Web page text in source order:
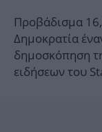
Προβάδισμα
Δημοκρατία
δημοσκόπηση
ειδήσεων του